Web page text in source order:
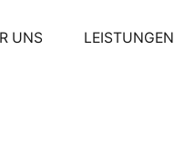
UNS LEISTUNGEN